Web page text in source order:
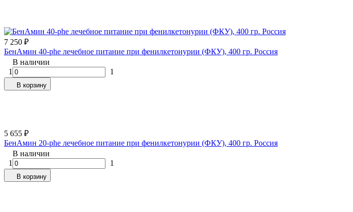
7 250 ₽
БенАмин 40-phe лечебное питание при фенилкетонурии (ФКУ), 400 гр. Россия
В наличии
1
1
В корзину
5 655 ₽
БенАмин 20-phe лечебное питание при фенилкетонурии (ФКУ), 400 гр. Россия
В наличии
1
1
В корзину